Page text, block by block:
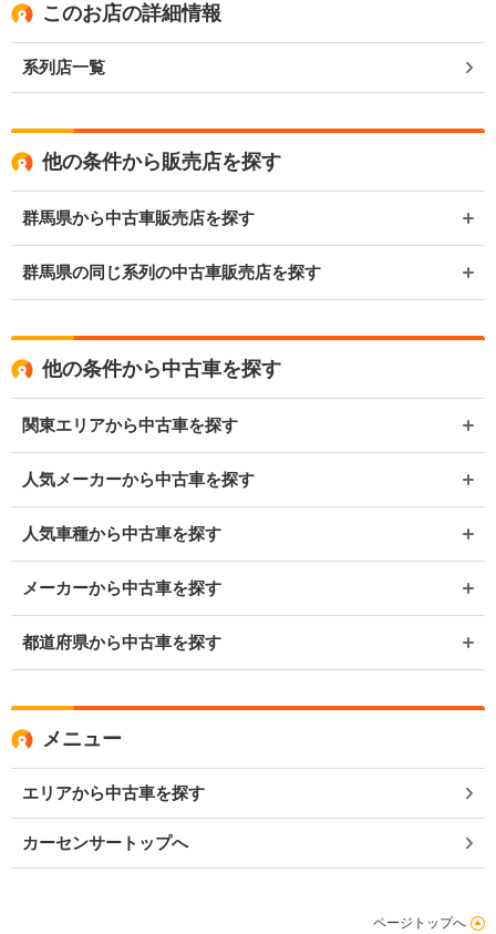
このお店の詳細情報
系列店一覧
他の条件から販売店を探す
群馬県から中古車販売店を探す
群馬県の同じ系列の中古車販売店を探す
他の条件から中古車を探す
関東エリアから中古車を探す
人気メーカーから中古車を探す
人気車種から中古車を探す
メーカーから中古車を探す
都道府県から中古車を探す
メニュー
エリアから中古車を探す
カーセンサートップへ
ページトップへ